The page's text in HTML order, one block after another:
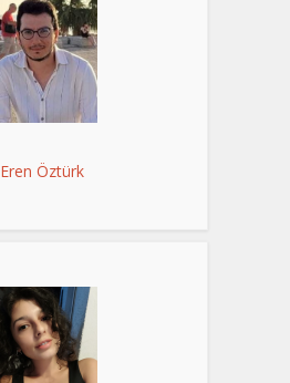
Eren Öztürk